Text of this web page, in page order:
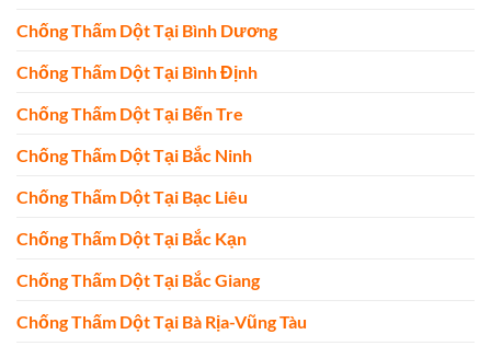
Chống Thấm Dột Tại Bình Dương
Chống Thấm Dột Tại Bình Định
Chống Thấm Dột Tại Bến Tre
Chống Thấm Dột Tại Bắc Ninh
Chống Thấm Dột Tại Bạc Liêu
Chống Thấm Dột Tại Bắc Kạn
Chống Thấm Dột Tại Bắc Giang
Chống Thấm Dột Tại Bà Rịa-Vũng Tàu